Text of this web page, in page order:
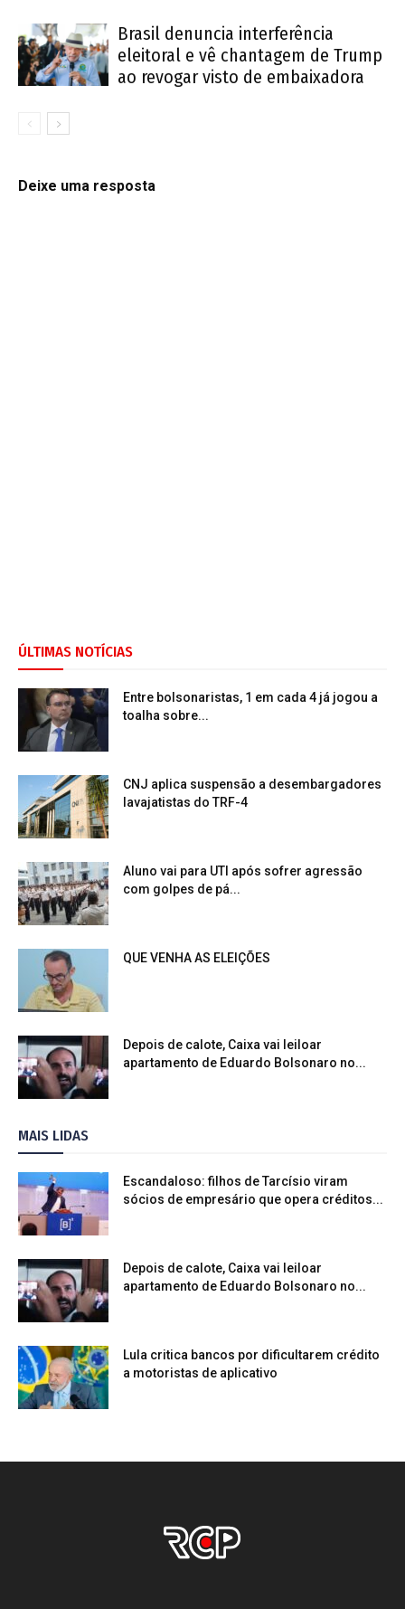
Brasil denuncia interferência
eleitoral e vê chantagem de Trump
ao revogar visto de embaixadora
Deixe uma resposta
ÚLTIMAS NOTÍCIAS
Entre bolsonaristas, 1 em cada 4 já jogou a
toalha sobre...
CNJ aplica suspensão a desembargadores
lavajatistas do TRF-4
Aluno vai para UTI após sofrer agressão
com golpes de pá...
QUE VENHA AS ELEIÇÕES
Depois de calote, Caixa vai leiloar
apartamento de Eduardo Bolsonaro no...
MAIS LIDAS
Escandaloso: filhos de Tarcísio viram
sócios de empresário que opera créditos...
Depois de calote, Caixa vai leiloar
apartamento de Eduardo Bolsonaro no...
Lula critica bancos por dificultarem crédito
a motoristas de aplicativo